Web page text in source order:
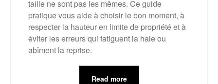
taille ne sont pas les mêmes. Ce guide
pratique vous aide à choisir le bon moment, à
respecter la hauteur en limite de propriété et à
éviter les erreurs qui fatiguent la haie ou
abîment la reprise.
Read more